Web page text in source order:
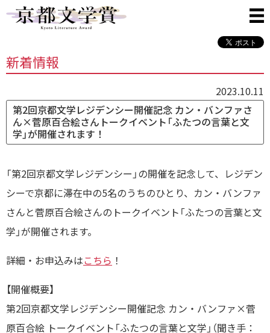
新着情報
2023.10.11
第2回京都文学レジデンシー開催記念 カン・バンファさ
ん×菅原百合絵さんトークイベント「ふたつの言葉と文
学」が開催されます！
「第2回京都文学レジデンシー」の開催を記念して、レジデン
シーで京都に滞在中の5名のうちのひとり、カン・バンファ
さんと菅原百合絵さんのトークイベント「ふたつの言葉と文
学」が開催されます。
詳細・お申込みはこちら ！
【開催概要】
第2回京都文学レジデンシー開催記念 カン・バンファ×菅
原百合絵 トークイベント「ふたつの言葉と文学」（聞き手：